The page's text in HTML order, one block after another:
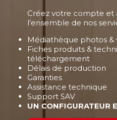
Créez votre compte et
l’ensemble de nos
Médiathèque photos &
Fiches produits &
téléchargement
Délais de production
Garanties
Assistance technique
Support SAV
UN CONFIGURATEUR